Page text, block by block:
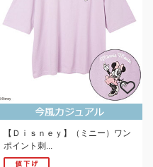
【Ｄｉｓｎｅｙ】（ミニー）ワン
ポイント刺...